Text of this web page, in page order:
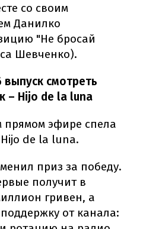
со своим
Данилко
"Не бросай
Шевченко).
смотреть
– Hijo de la luna
прямом эфире спела
de la luna.
приз за победу.
получит в
гривен, а
от канала: